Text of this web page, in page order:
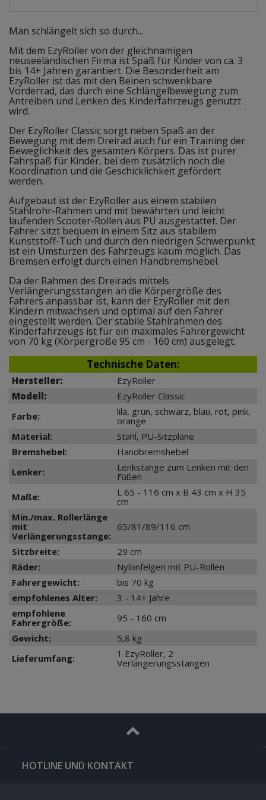
Man schlängelt sich so durch...
Mit dem EzyRoller von der gleichnamigen
neuseeländischen Firma ist Spaß für Kinder von ca. 3
bis 14+ Jahren garantiert. Die Besonderheit am
EzyRoller ist das mit den Beinen schwenkbare
Vorderrad, das durch eine Schlängelbewegung zum
Antreiben und Lenken des Kinderfahrzeugs genutzt
wird.
Der EzyRoller Classic sorgt neben Spaß an der
Bewegung mit dem Dreirad auch für ein Training der
Beweglichkeit des gesamten Körpers. Das ist purer
Fahrspaß für Kinder, bei dem zusätzlich noch die
Koordination und die Geschicklichkeit gefördert
werden.
Aufgebaut ist der EzyRoller aus einem stabilen
Stahlrohr-Rahmen und mit bewährten und leicht
laufenden Scooter-Rollen aus PU ausgestattet. Der
Fahrer sitzt bequem in einem Sitz aus stabilem
Kunststoff-Tuch und durch den niedrigen Schwerpunkt
ist ein Umstürzen des Fahrzeugs kaum möglich. Das
Bremsen erfolgt durch einen Handbremshebel.
Da der Rahmen des Dreirads mittels
Verlängerungsstangen an die Körpergröße des
Fahrers anpassbar ist, kann der EzyRoller mit den
Kindern mitwachsen und optimal auf den Fahrer
eingestellt werden. Der stabile Stahlrahmen des
Kinderfahrzeugs ist für ein maximales Fahrergewicht
von 70 kg (Körpergröße 95 cm - 160 cm) ausgelegt.
Technische Daten:
Hersteller:
EzyRoller
Modell:
EzyRoller Classic
Farbe:
lila, grün, schwarz, blau, rot, pink,
orange
Material:
Stahl, PU-Sitzplane
Bremshebel:
Handbremshebel
Lenker:
Lenkstange zum Lenken mit den
Füßen
Maße:
L 65 - 116 cm x B 43 cm x H 35
cm
Min./max. Rollerlänge
mit
Verlängerungsstange:
65/81/89/116 cm
Sitzbreite:
29 cm
Räder:
Nylonfelgen mit PU-Rollen
Fahrergewicht:
bis 70 kg
empfohlenes Alter:
3 - 14+ Jahre
empfohlene
Fahrergröße:
95 - 160 cm
Gewicht:
5,8 kg
Lieferumfang:
1 EzyRoller, 2
Verlängerungsstangen
HOTLINE UND KONTAKT